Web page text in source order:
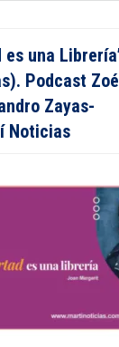
es una
Podcast Zoé
Zayas-
Noticias